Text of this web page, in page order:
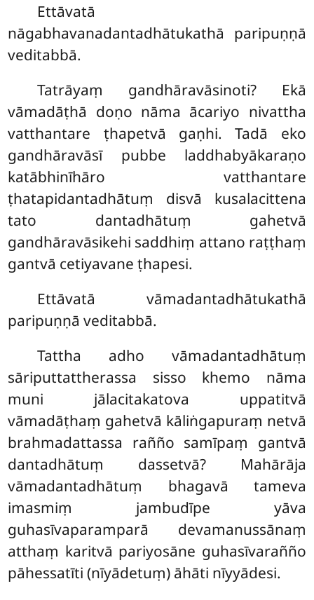
Ettāvatā
nāgabhavanadantadhātukathā paripuṇṇā
veditabbā.
Tatrāyaṃ gandhāravāsinoti? Ekā
vāmadāṭhā doṇo nāma ācariyo nivattha
vatthantare ṭhapetvā gaṇhi. Tadā eko
gandhāravāsī pubbe laddhabyākaraṇo
katābhinīhāro vatthantare
ṭhatapidantadhātuṃ disvā kusalacittena
tato dantadhātuṃ gahetvā
gandhāravāsikehi saddhiṃ attano raṭṭhaṃ
gantvā cetiyavane ṭhapesi.
Ettāvatā vāmadantadhātukathā
paripuṇṇā veditabbā.
Tattha adho vāmadantadhātuṃ
sāriputtattherassa sisso khemo nāma
muni jālacitakatova uppatitvā
vāmadāṭhaṃ gahetvā kāliṅgapuraṃ netvā
brahmadattassa rañño samīpaṃ gantvā
dantadhātuṃ dassetvā? Mahārāja
vāmadantadhātuṃ bhagavā tameva
imasmiṃ jambudīpe yāva
guhasīvaparamparā devamanussānaṃ
atthaṃ karitvā pariyosāne guhasīvarañño
pāhessatīti (nīyādetuṃ) āhāti nīyyādesi.